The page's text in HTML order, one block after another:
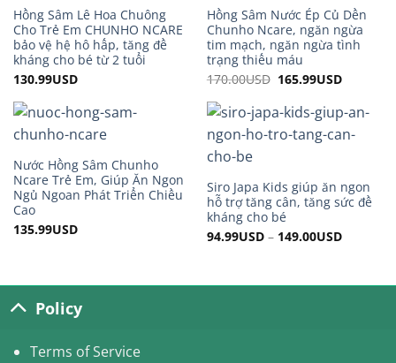
Hồng Sâm Lê Hoa Chuông
Cho Trẻ Em CHUNHO NCARE
bảo vệ hệ hô hấp, tăng đề
kháng cho bé từ 2 tuổi
130.99USD
Hồng Sâm Nước Ép Củ Dền
Chunho Ncare, ngăn ngừa
tim mạch, ngăn ngừa tình
trạng thiếu máu
170.00USD Original
170.00USD.
165.99USDCurrent
Nước Hồng Sâm Chunho
Ncare Trẻ Em, Giúp Ăn Ngon
Ngủ Ngoan Phát Triển Chiều
Cao
135.99USD
Siro Japa Kids giúp ăn ngon
hỗ trợ tăng cân, tăng sức đề
kháng cho bé
94.99USD– 149.00USD
Policy
Terms of Service